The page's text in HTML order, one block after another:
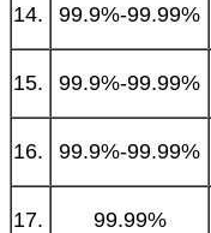
14. 99.9%-99.99%
15. 99.9%-99.99%
16. 99.9%-99.99%
17. 99.99%